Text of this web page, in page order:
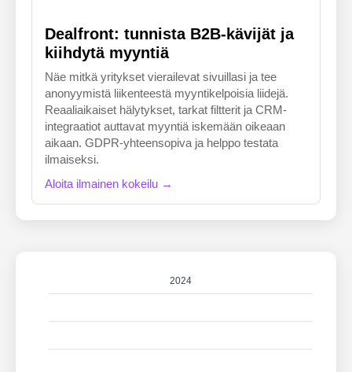
Dealfront: tunnista B2B-kävijät ja
kiihdytä myyntiä
Näe mitkä yritykset vierailevat sivuillasi ja tee
anonyymistä liikenteestä myyntikelpoisia liidejä.
Reaaliaikaiset hälytykset, tarkat filtterit ja CRM-
integraatiot auttavat myyntiä iskemään oikeaan
aikaan. GDPR-yhteensopiva ja helppo testata
ilmaiseksi.
Aloita ilmainen kokeilu →
2024